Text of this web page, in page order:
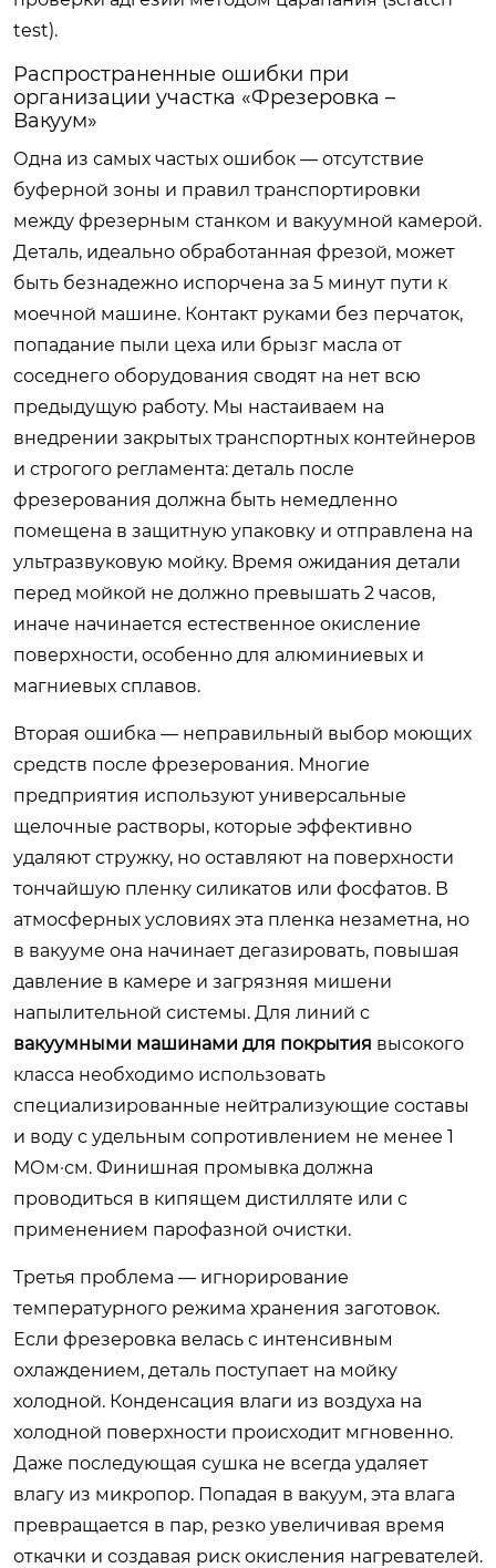
test).
Распространенные ошибки при
организации участка «Фрезеровка –
Вакуум»
Одна из самых частых ошибок — отсутствие
буферной зоны и правил транспортировки
между фрезерным станком и вакуумной камерой.
Деталь, идеально обработанная фрезой, может
быть безнадежно испорчена за 5 минут пути к
моечной машине. Контакт руками без перчаток,
попадание пыли цеха или брызг масла от
соседнего оборудования сводят на нет всю
предыдущую работу. Мы настаиваем на
внедрении закрытых транспортных контейнеров
и строгого регламента: деталь после
фрезерования должна быть немедленно
помещена в защитную упаковку и отправлена на
ультразвуковую мойку. Время ожидания детали
перед мойкой не должно превышать 2 часов,
иначе начинается естественное окисление
поверхности, особенно для алюминиевых и
магниевых сплавов.
Вторая ошибка — неправильный выбор моющих
средств после фрезерования. Многие
предприятия используют универсальные
щелочные растворы, которые эффективно
удаляют стружку, но оставляют на поверхности
тончайшую пленку силикатов или фосфатов. В
атмосферных условиях эта пленка незаметна, но
в вакууме она начинает дегазировать, повышая
давление в камере и загрязняя мишени
напылительной системы. Для линий с
вакуумными машинами для покрытия высокого
класса необходимо использовать
специализированные нейтрализующие составы
и воду с удельным сопротивлением не менее 1
МОм·см. Финишная промывка должна
проводиться в кипящем дистилляте или с
применением парофазной очистки.
Третья проблема — игнорирование
температурного режима хранения заготовок.
Если фрезеровка велась с интенсивным
охлаждением, деталь поступает на мойку
холодной. Конденсация влаги из воздуха на
холодной поверхности происходит мгновенно.
Даже последующая сушка не всегда удаляет
влагу из микропор. Попадая в вакуум, эта влага
превращается в пар, резко увеличивая время
откачки и создавая риск окисления нагревателей.